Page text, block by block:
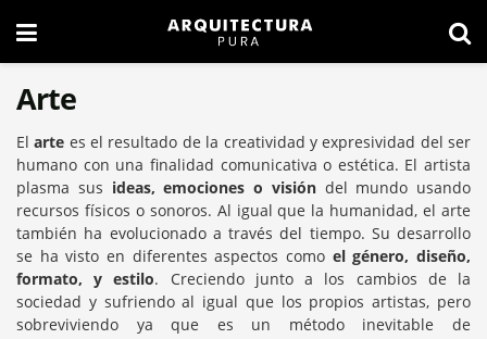
Arte
Elarte es el resultado de la creatividad y expresividad del ser
humano con una finalidad comunicativa o estética. El artista
plasma sus ideas, emociones o visióndel mundo usando
recursos físicos o sonoros. Al igual que la humanidad, el arte
también ha evolucionado a través del tiempo. Su desarrollo
se ha visto en diferentes aspectos como el género, diseño,
formato, y estilo. Creciendo junto a los cambios de la
sociedad y sufriendo al igual que los propios artistas, pero
sobreviviendo ya que es un método inevitable de